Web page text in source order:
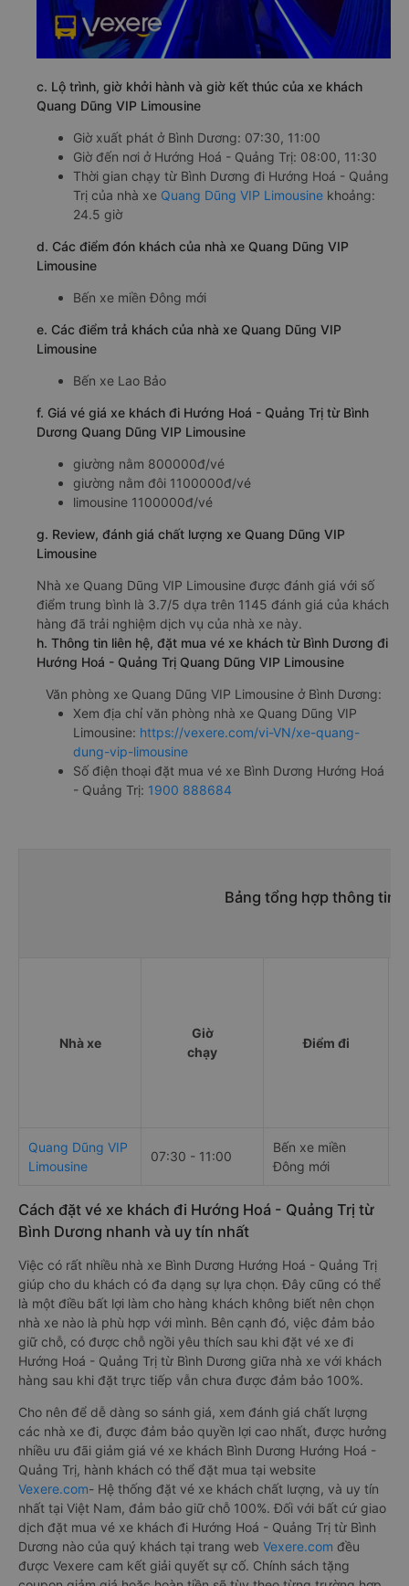
c. Lộ trình, giờ khởi hành và giờ kết thúc của xe khách
Quang Dũng VIP Limousine
Giờ xuất phát ở Bình Dương: 07:30, 11:00
Giờ đến nơi ở Hướng Hoá - Quảng Trị: 08:00, 11:30
Thời gian chạy từ Bình Dương đi Hướng Hoá - Quảng
Trị của nhà xe Quang Dũng VIP Limousine khoảng:
24.5 giờ
d. Các điểm đón khách của nhà xe Quang Dũng VIP
Limousine
Bến xe miền Đông mới
e. Các điểm trả khách của nhà xe Quang Dũng VIP
Limousine
Bến xe Lao Bảo
f. Giá vé giá xe khách đi Hướng Hoá - Quảng Trị từ Bình
Dương Quang Dũng VIP Limousine
giường nằm 800000đ/vé
giường nằm đôi 1100000đ/vé
limousine 1100000đ/vé
g. Review, đánh giá chất lượng xe Quang Dũng VIP
Limousine
Nhà xe Quang Dũng VIP Limousine được đánh giá với số
điểm trung bình là 3.7/5 dựa trên 1145 đánh giá của khách
hàng đã trải nghiệm dịch vụ của nhà xe này.
h. Thông tin liên hệ, đặt mua vé xe khách từ Bình Dương đi
Hướng Hoá - Quảng Trị Quang Dũng VIP Limousine
Văn phòng xe Quang Dũng VIP Limousine ở Bình Dương:
Xem địa chỉ văn phòng nhà xe Quang Dũng VIP
Limousine: https://vexere.com/vi-VN/xe-quang-
dung-vip-limousine
Số điện thoại đặt mua vé xe Bình Dương Hướng Hoá
- Quảng Trị: 1900 888684
Bảng tổng hợp thông tin
Nhà xe
Giờ
chạy
Điểm đi
Quang Dũng VIP
Limousine
07:30 - 11:00
Bến xe miền
Đông mới
Cách đặt vé xe khách đi Hướng Hoá - Quảng Trị từ
Bình Dương nhanh và uy tín nhất
Việc có rất nhiều nhà xe Bình Dương Hướng Hoá - Quảng Trị
giúp cho du khách có đa dạng sự lựa chọn. Đây cũng có thể
là một điều bất lợi làm cho hàng khách không biết nên chọn
nhà xe nào là phù hợp với mình. Bên cạnh đó, việc đảm bảo
giữ chỗ, có được chỗ ngồi yêu thích sau khi đặt vé xe đi
Hướng Hoá - Quảng Trị từ Bình Dương giữa nhà xe với khách
hàng sau khi đặt trực tiếp vẫn chưa được đảm bảo 100%.
Cho nên để dễ dàng so sánh giá, xem đánh giá chất lượng
các nhà xe đi, được đảm bảo quyền lợi cao nhất, được hưởng
nhiều ưu đãi giảm giá vé xe khách Bình Dương Hướng Hoá -
Quảng Trị, hành khách có thể đặt mua tại website
Vexere.com- Hệ thống đặt vé xe khách chất lượng, và uy tín
nhất tại Việt Nam, đảm bảo giữ chỗ 100%. Đối với bất cứ giao
dịch đặt mua vé xe khách đi Hướng Hoá - Quảng Trị từ Bình
Dương nào của quý khách tại trang web Vexere.com đều
được Vexere cam kết giải quyết sự cố. Chính sách tặng